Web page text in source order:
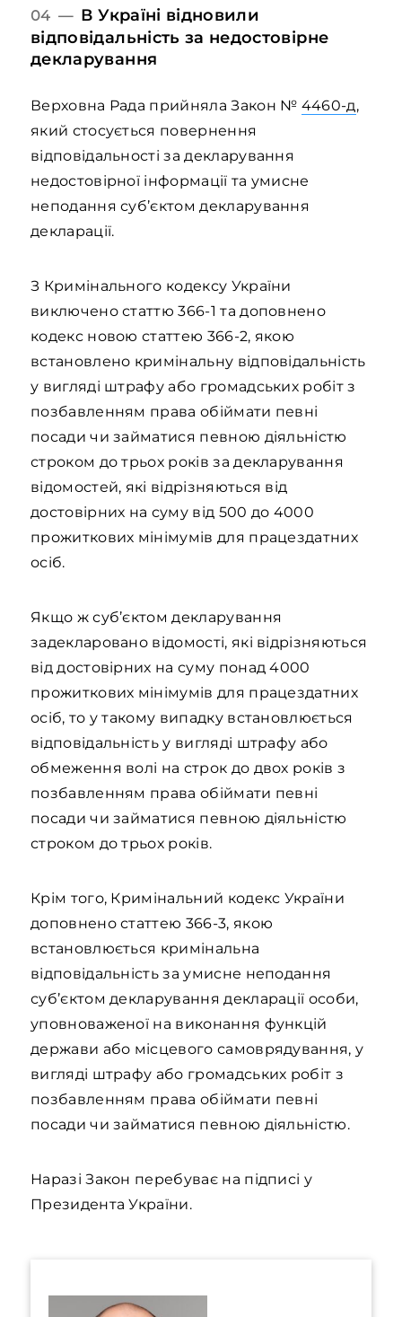
04 — В Україні відновили
відповідальність за недостовірне
декларування
Верховна Рада прийняла Закон № 4460-д,
який стосується повернення
відповідальності за декларування
недостовірної інформації та умисне
неподання суб’єктом декларування
декларації.
З Кримінального кодексу України
виключено статтю 366-1 та доповнено
кодекс новою статтею 366-2, якою
встановлено кримінальну відповідальність
у вигляді штрафу або громадських робіт з
позбавленням права обіймати певні
посади чи займатися певною діяльністю
строком до трьох років за декларування
відомостей, які відрізняються від
достовірних на суму від 500 до 4000
прожиткових мінімумів для працездатних
осіб.
Якщо ж суб’єктом декларування
задекларовано відомості, які відрізняються
від достовірних на суму понад 4000
прожиткових мінімумів для працездатних
осіб, то у такому випадку встановлюється
відповідальність у вигляді штрафу або
обмеження волі на строк до двох років з
позбавленням права обіймати певні
посади чи займатися певною діяльністю
строком до трьох років.
Крім того, Кримінальний кодекс України
доповнено статтею 366-3, якою
встановлюється кримінальна
відповідальність за умисне неподання
суб’єктом декларування декларації особи,
уповноваженої на виконання функцій
держави або місцевого самоврядування, у
вигляді штрафу або громадських робіт з
позбавленням права обіймати певні
посади чи займатися певною діяльністю.
Наразі Закон перебуває на підписі у
Президента України.